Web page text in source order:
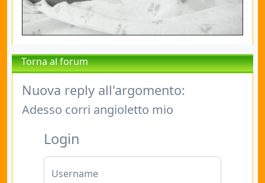
Torna al forum
Nuova reply all'argomento:
Adesso corri angioletto mio
Login
Username